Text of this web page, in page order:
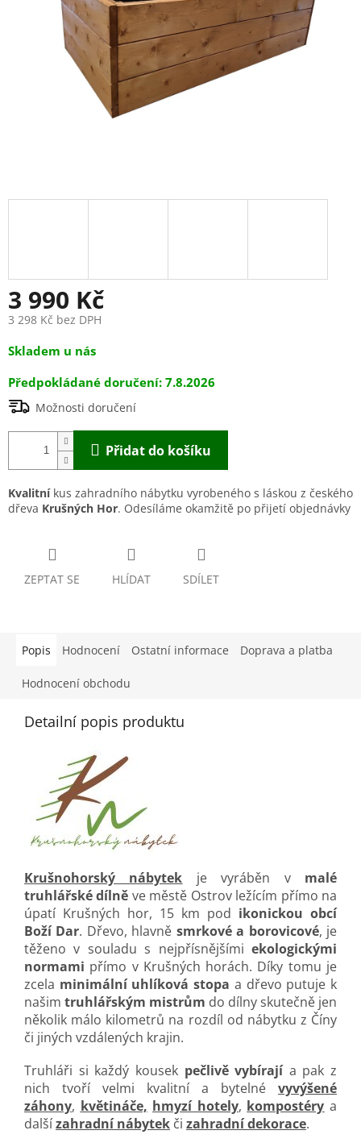
3 990 Kč
3 298 Kč bez DPH
Měrná
cena:
Skladem u nás
7.8.2026
Možnosti doručení
Přidat do košíku
Kvalitníkus zahradního nábytku vyrobeného s láskou z českého
dřeva Krušných Hor. Odesíláme okamžitě po přijetí objednávky
ZEPTAT SE HLÍDAT SDÍLET
Popis Hodnocení Ostatní informace Doprava a platba
Hodnocení obchodu
Detailní popis produktu
Krušnohorský nábytek je vyráběn vmalé
truhlářské dílně ve městě Ostrov ležícím přímo na
úpatí Krušných hor, 15 km pod ikonickou obcí
Boží Dar. Dřevo, hlavně smrkové a borovicové, je
těženo v souladu s nejpřísnějšími ekologickými
normami přímo v Krušných horách. Díky tomu je
zcela minimální uhlíková stopa a dřevo putuje k
našim truhlářským mistrům do dílny skutečně jen
několik málo kilometrů na rozdíl od nábytku z Číny
či jiných vzdálených krajin.
Truhláři si každý kousek pečlivě vybírajía pak z
nich tvoří velmi kvalitní a bytelné vyvýšené
záhony, květináče, hmyzí hotely, kompostéry a
dalšízahradní nábytek či zahradní dekorace.